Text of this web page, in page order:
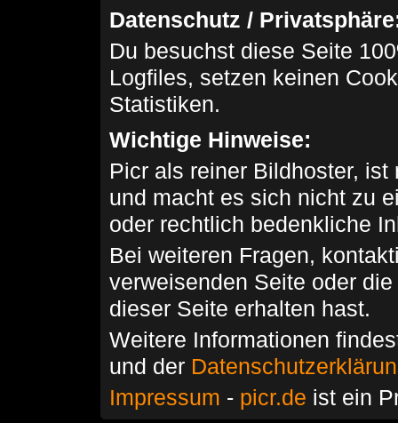
Datenschutz /
Du besuchst diese Seite
Logfiles, setzen keinen
Statistiken.
Wichtige Hinweise:
Picr als reiner Bildhoster,
und macht es sich nicht zu
oder rechtlich bedenkliche
Bei weiteren Fragen,
verweisenden Seite oder
dieser Seite erhalten hast.
Weitere Informationen
und der
Impressum - picr.de ist ein